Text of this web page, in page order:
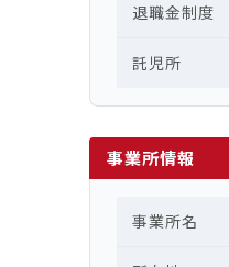
退職金制度
託児所
事業所情報
事業所名